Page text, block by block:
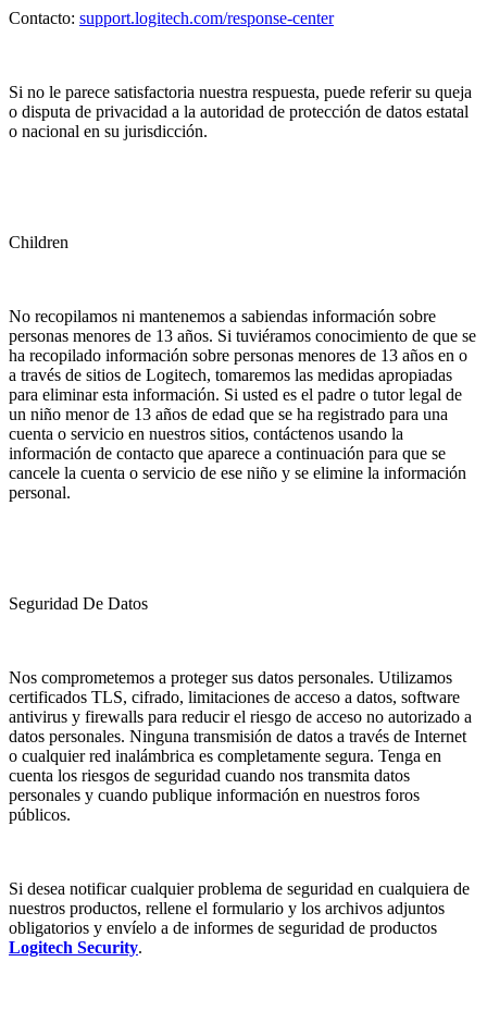
Contacto: support.logitech.com/response-center
Si no le parece satisfactoria nuestra respuesta, puede referir su queja
o disputa de privacidad a la autoridad de protección de datos estatal
o nacional en su jurisdicción.
Children
No recopilamos ni mantenemos a sabiendas información sobre
personas menores de 13 años. Si tuviéramos conocimiento de que se
ha recopilado información sobre personas menores de 13 años en o
a través de sitios de Logitech, tomaremos las medidas apropiadas
para eliminar esta información. Si usted es el padre o tutor legal de
un niño menor de 13 años de edad que se ha registrado para una
cuenta o servicio en nuestros sitios, contáctenos usando la
información de contacto que aparece a continuación para que se
cancele la cuenta o servicio de ese niño y se elimine la información
personal.
Seguridad De Datos
Nos comprometemos a proteger sus datos personales. Utilizamos
certificados TLS, cifrado, limitaciones de acceso a datos, software
antivirus y firewalls para reducir el riesgo de acceso no autorizado a
datos personales. Ninguna transmisión de datos a través de Internet
o cualquier red inalámbrica es completamente segura. Tenga en
cuenta los riesgos de seguridad cuando nos transmita datos
personales y cuando publique información en nuestros foros
públicos.
Si desea notificar cualquier problema de seguridad en cualquiera de
nuestros productos, rellene el formulario y los archivos adjuntos
obligatorios y envíelo a de informes de seguridad de productos
Logitech Security.